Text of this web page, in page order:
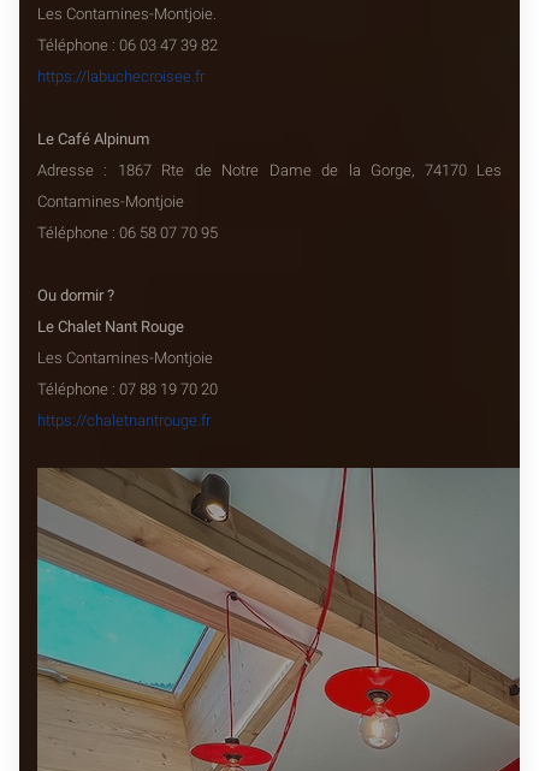
Les Contamines-Montjoie.
Téléphone : 06 03 47 39 82
https://labuchecroisee.fr
Le Café Alpinum
Adresse : 1867 Rte de Notre Dame de la Gorge, 74170 Les
Contamines-Montjoie
Téléphone : 06 58 07 70 95
Ou dormir ?
Le Chalet Nant Rouge
Les Contamines-Montjoie
Téléphone : 07 88 19 70 20
https://chaletnantrouge.fr